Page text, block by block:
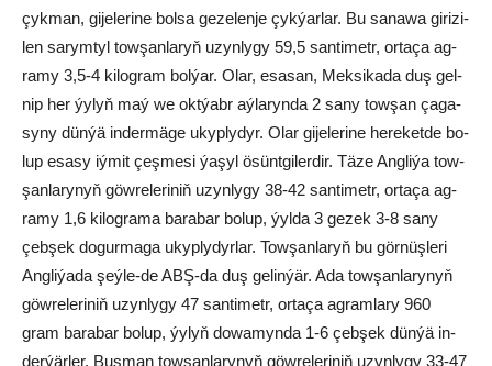
çyk­man, gi­je­le­ri­ne bol­sa ge­ze­len­je çyk­ýar­lar. Bu sa­na­wa gi­ri­zi­
len sa­rym­tyl tow­şan­la­ryň uzyn­ly­gy 59,5 san­ti­metr, or­ta­ça ag­
ra­my 3,5-4 ki­log­ram bol­ýar. Olar, esa­san, Mek­si­ka­da duş gel­
nip her ýy­lyň maý we okt­ýabr aý­la­ryn­da 2 sa­ny tow­şan ça­ga­
sy­ny dün­ýä in­der­mä­ge ukyp­ly­dyr. Olar gi­je­le­ri­ne he­re­ket­de bo­
lup esa­sy iý­mit çeş­me­si ýa­şyl ösünt­gi­ler­dir. Tä­ze Ang­li­ýa tow­
şan­la­ry­nyň göw­re­le­ri­niň uzyn­ly­gy 38-42 san­ti­metr, or­ta­ça ag­
ra­my 1,6 ki­log­ra­ma ba­ra­bar bo­lup, ýyl­da 3 ge­zek 3-8 sa­ny
çeb­şek do­gur­ma­ga ukyp­ly­dyr­lar. Tow­şan­la­ryň bu gör­nüş­le­ri
Ang­li­ýa­da şeý­le-de ABŞ-da duş ge­lin­ýär. Ada tow­şan­la­ry­nyň
göw­re­le­ri­niň uzyn­ly­gy 47 san­ti­metr, or­ta­ça ag­ram­la­ry 960
gram ba­ra­bar bo­lup, ýy­lyň do­wa­myn­da 1-6 çeb­şek dün­ýä in­
der­ýär­ler. Buş­man tow­şan­la­ry­nyň göw­re­le­ri­niň uzyn­ly­gy 33-47